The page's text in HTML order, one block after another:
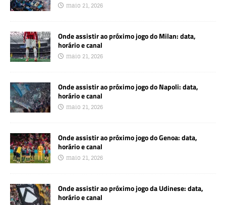
maio 21, 2026
Onde assistir ao próximo jogo do Milan: data,
horário e canal
maio 21, 2026
Onde assistir ao próximo jogo do Napoli: data,
horário e canal
maio 21, 2026
Onde assistir ao próximo jogo do Genoa: data,
horário e canal
maio 21, 2026
Onde assistir ao próximo jogo da Udinese: data,
horário e canal